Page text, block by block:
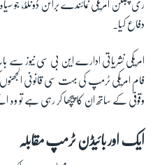
ری پبلکن امریکی نمائندے برائن ڈونلڈ، جو
دفاع کیا۔
امریکی نشریاتی ادارے این بی سی نیوز سے
فام امریکی ٹرمپ کی بہت سی قانونی
وقوفی کے ساتھ ان کا پیچھا کر رہی ہے تو
ایک اور بائیڈن ٹرمپ مقابلہ